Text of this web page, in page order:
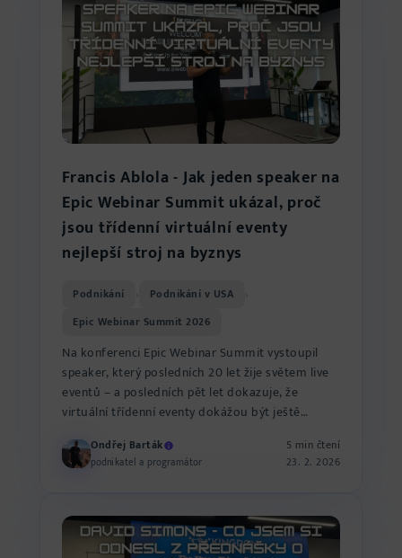
Francis Ablola - Jak jeden speaker na
Epic Webinar Summit ukázal, proč
jsou třídenní virtuální eventy
nejlepší stroj na byznys
Podnikání Podnikání v USA
Epic Webinar Summit 2026
Na konferenci Epic Webinar Summit vystoupil
speaker, který posledních 20 let žije světem live
eventů – a posledních pět let dokazuje, že
virtuální třídenní eventy dokážou být ještě
Ondřej Barták
podnikatel a programátor
5 min čtení
23. 2. 2026